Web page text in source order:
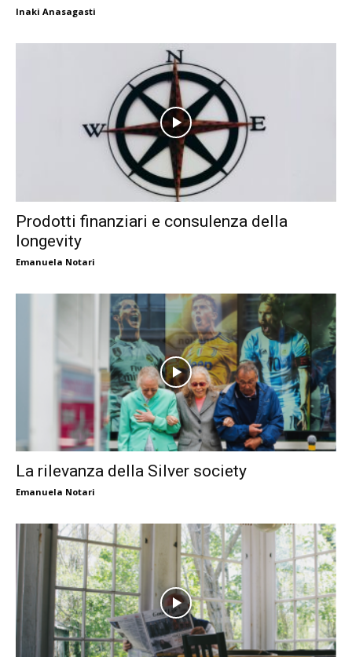
Inaki Anasagasti
Prodotti finanziari e consulenza della
longevity
Emanuela Notari
La rilevanza della Silver society
Emanuela Notari